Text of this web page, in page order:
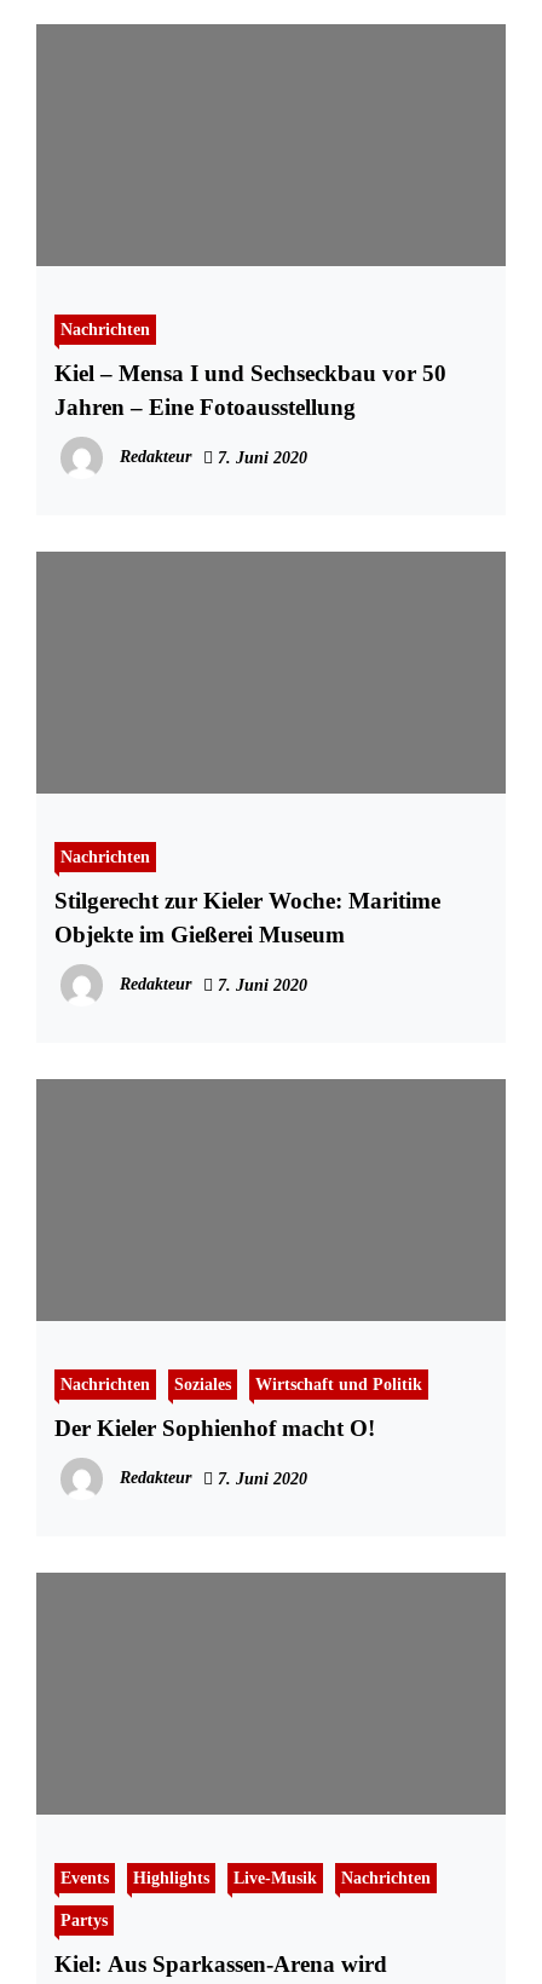
Nachrichten
Kiel – Mensa I und Sechseckbau vor 50
Jahren – Eine Fotoausstellung
Redakteur 7. Juni 2020
Nachrichten
Stilgerecht zur Kieler Woche: Maritime
Objekte im Gießerei Museum
Redakteur 7. Juni 2020
Nachrichten Soziales Wirtschaft und Politik
Der Kieler Sophienhof macht O!
Redakteur 7. Juni 2020
Events Highlights Live-Musik Nachrichten
Partys
Kiel: Aus Sparkassen-Arena wird